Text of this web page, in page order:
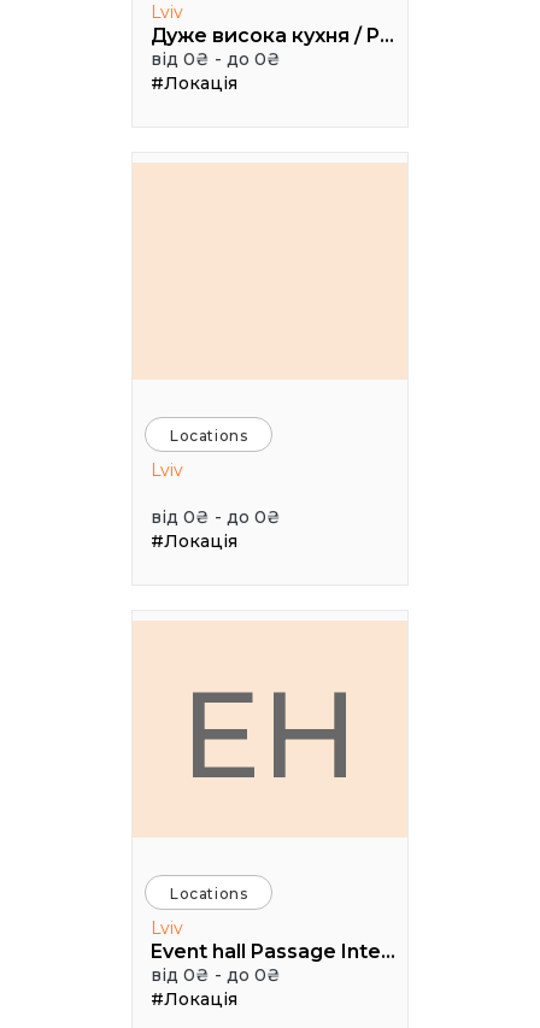
Lviv
Дуже висока кухня / Pretty High Kitchen
від 0₴ - до 0₴
#Локація
Locations
Lviv
від 0₴ - до 0₴
#Локація
EH
Locations
Lviv
Event hall Passage Interdit
від 0₴ - до 0₴
#Локація